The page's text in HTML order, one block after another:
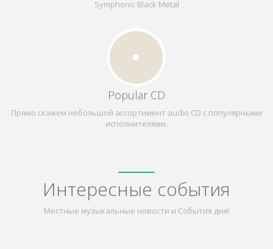
Symphonic Black Metal
Popular CD
Прямо скажем небольшой ассортимент audio CD c популярными
исполнителями.
Интересные события
Местные музыкальные новости и События дня!